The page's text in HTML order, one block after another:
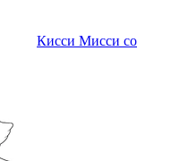
Кисси Мисси со